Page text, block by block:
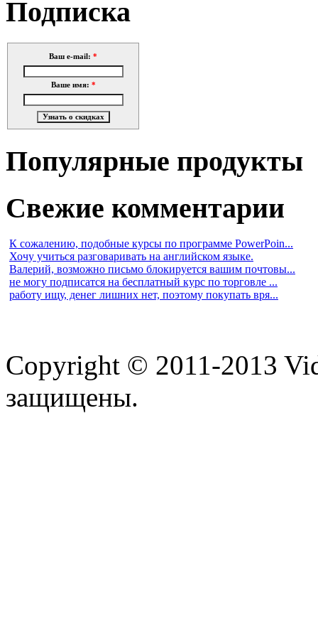
Подписка
Ваш e-mail: *
Ваше имя: *
Популярные продукты
Свежие комментарии
К сожалению, подобные курсы по программе PowerPoin...
Хочу учиться разговаривать на английском языке.
Валерий, возможно письмо блокируется вашим почтовы...
не могу подписатся на бесплатный курс по торговле ...
работу ищу, денег лишних нет, поэтому покупать вря...
Copyright © 2011-2013
защищены.